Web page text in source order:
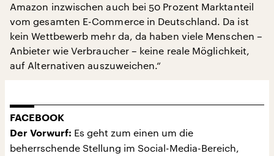
Amazon inzwischen auch bei 50 Prozent Marktanteil
vom gesamten E-Commerce in Deutschland. Da ist
kein Wettbewerb mehr da, da haben viele Menschen –
Anbieter wie Verbraucher – keine reale Möglichkeit,
auf Alternativen auszuweichen.“
FACEBOOK
Der Vorwurf: Es geht zum einen um die
beherrschende Stellung im Social-Media-Bereich,